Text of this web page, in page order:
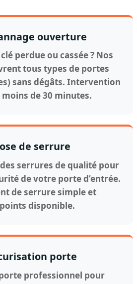
ouverture
perdue ou cassée ? Nos
tous types de portes
sans dégâts. Intervention
de 30 minutes.
de serrure
serrures de qualité pour
de votre porte d’entrée.
de serrure simple et
disponible.
porte
professionnel pour